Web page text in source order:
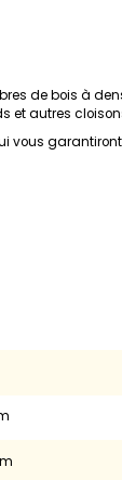
de bois à
et autres
vous